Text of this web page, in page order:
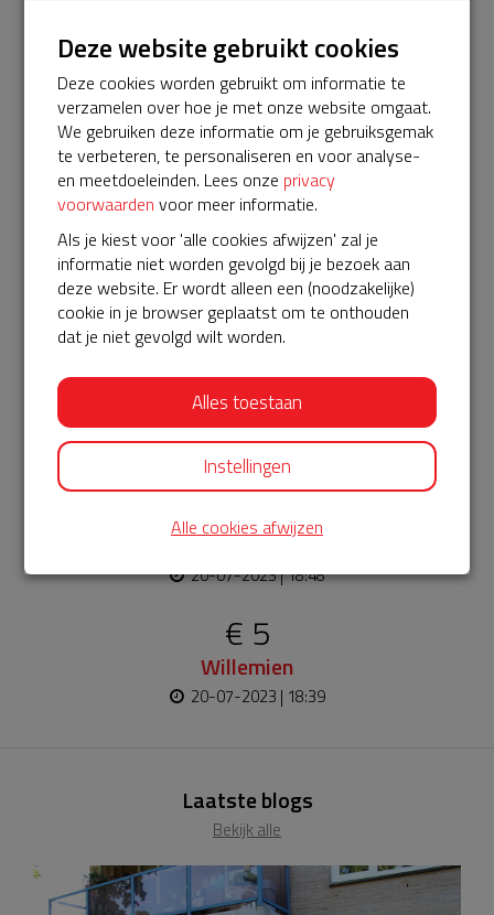
€ 50
Frans
20-07-2023 | 20:49
Vind het super belangrijk om een AED in de buurt te
hebben hangen. Hoop hem zelf nooit nodig te hebben,
maar steun graag voor de mensen die wij hiermee kunnen
redden.
€ 5
Anoniem
20-07-2023 | 19:49
€ 10
Samantha
20-07-2023 | 19:27
€ 10
Monique
20-07-2023 | 18:48
€ 5
Willemien
20-07-2023 | 18:39
Laatste blogs
Bekijk alle
Deze website gebruikt cookies
Deze cookies worden gebruikt om informatie te
verzamelen over hoe je met onze website omgaat.
We gebruiken deze informatie om je gebruiksgemak
te verbeteren, te personaliseren en voor analyse-
en meetdoeleinden. Lees onze privacy
voorwaarden voor meer informatie.
Als je kiest voor 'alle cookies afwijzen' zal je
informatie niet worden gevolgd bij je bezoek aan
deze website. Er wordt alleen een (noodzakelijke)
cookie in je browser geplaatst om te onthouden
dat je niet gevolgd wilt worden.
Alles toestaan
Instellingen
Alle cookies afwijzen